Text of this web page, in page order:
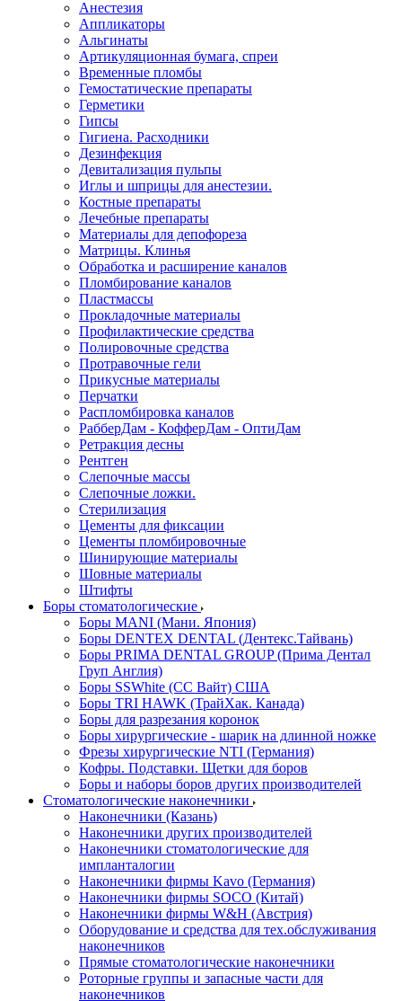
Анестезия
Аппликаторы
Альгинаты
Артикуляционная бумага, спреи
Временные пломбы
Гемостатические препараты
Герметики
Гипсы
Гигиена. Расходники
Дезинфекция
Девитализация пульпы
Иглы и шприцы для анестезии.
Костные препараты
Лечебные препараты
Материалы для депофореза
Матрицы. Клинья
Обработка и расширение каналов
Пломбирование каналов
Пластмассы
Прокладочные материалы
Профилактические средства
Полировочные средства
Протравочные гели
Прикусные материалы
Перчатки
Распломбировка каналов
РабберДам - КофферДам - ОптиДам
Ретракция десны
Рентген
Слепочные массы
Слепочные ложки.
Стерилизация
Цементы для фиксации
Цементы пломбировочные
Шинирующие материалы
Шовные материалы
Штифты
Боры стоматологические
Боры MANI (Мани. Япония)
Боры DENTEX DENTAL (Дентекс.Тайвань)
Боры PRIMA DENTAL GROUP (Прима Дентал
Груп Англия)
Боры SSWhite (СС Вайт) США
Боры TRI HAWK (ТрайХак. Канада)
Боры для разрезания коронок
Боры хирургические - шарик на длинной ножке
Фрезы хирургические NTI (Германия)
Кофры. Подставки. Щетки для боров
Боры и наборы боров других производителей
Стоматологические наконечники
Наконечники (Казань)
Наконечники других производителей
Наконечники стоматологические для
импланталогии
Наконечники фирмы Kavo (Германия)
Наконечники фирмы SOCO (Китай)
Наконечники фирмы W&H (Австрия)
Оборудование и средства для тех.обслуживания
наконечников
Прямые стоматологические наконечники
Роторные группы и запасные части для
наконечников